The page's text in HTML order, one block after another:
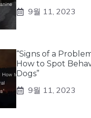
9월 11, 2023
“Signs of a
How to Spot
Dogs”
9월 11, 2023